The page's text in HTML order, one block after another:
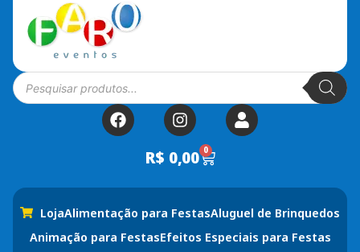
R$ 0,00 0
LojaAlimentação para FestasAluguel de Brinquedos
Animação para FestasEfeitos Especiais para Festas